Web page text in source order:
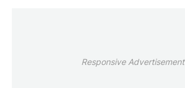
Responsive Advertisement